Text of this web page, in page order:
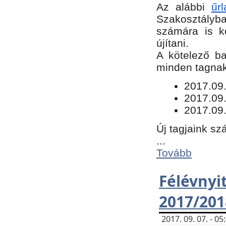
Az alábbi
számára is
újítani.
​A kötelező
minden
Új tagjaink
Tovább
2017/
2017. 09. 07. -